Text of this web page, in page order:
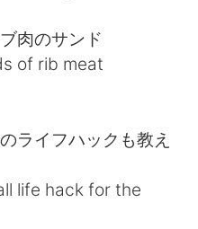
肉のサンド
of rib meat
ライフハックも教え
life hack for the